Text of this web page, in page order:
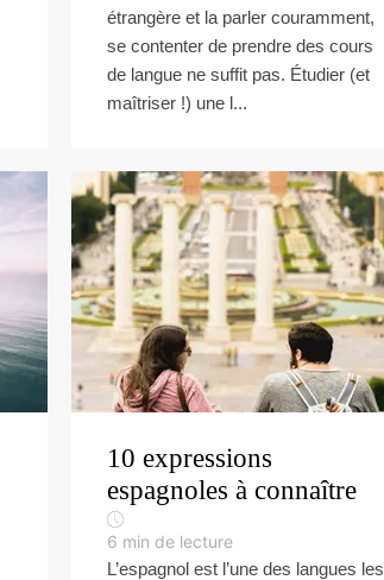
étrangère et la parler couramment,
se contenter de prendre des cours
de langue ne suffit pas. Étudier (et
maîtriser !) une l...
10 expressions
espagnoles à connaître
6 min de lecture
L’espagnol est l’une des langues les